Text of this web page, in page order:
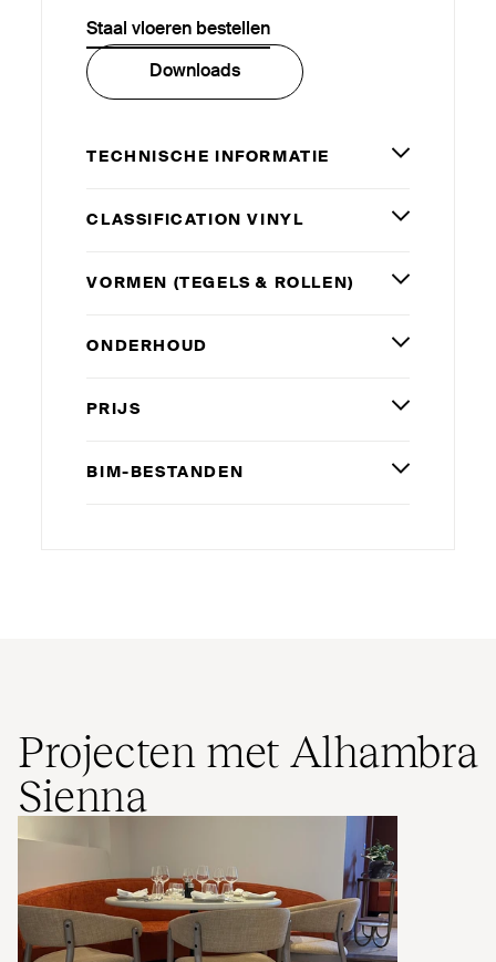
Staal vloeren bestellen
Downloads
TECHNISCHE INFORMATIE
CLAS­SI­FICATION VINYL
VORMEN (TEGELS& ROLLEN)
ONDERHOUD
PRIJS
BIM-BESTANDEN
Projecten met Alhambra
Sienna